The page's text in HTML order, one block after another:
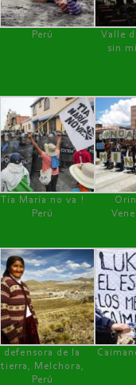
Perú
Valle
sin
Tía María no va !
Perú
defensora de la
tierra, Melchora,
Perú